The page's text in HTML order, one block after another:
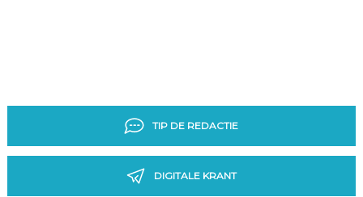
TIP DE REDACTIE
DIGITALE KRANT